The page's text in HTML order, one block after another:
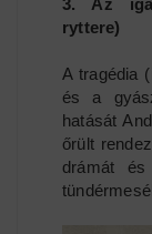
3. Az
ryttere)
A tragédia
és a
hatását
őrült
drámát